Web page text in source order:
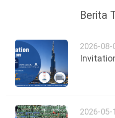
Berita
2026-08-
2026-05-